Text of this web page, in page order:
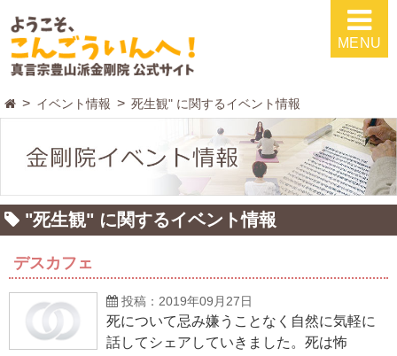
MENU
イベント情報 死生観" に関するイベント情報
"死生観" に関するイベント情報
デスカフェ
投稿：2019年09月27日
死について忌み嫌うことなく自然に気軽に
話してシェアしていきました。死は怖